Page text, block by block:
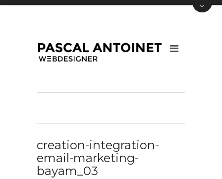
creation-integration-
email-marketing-
bayam_03